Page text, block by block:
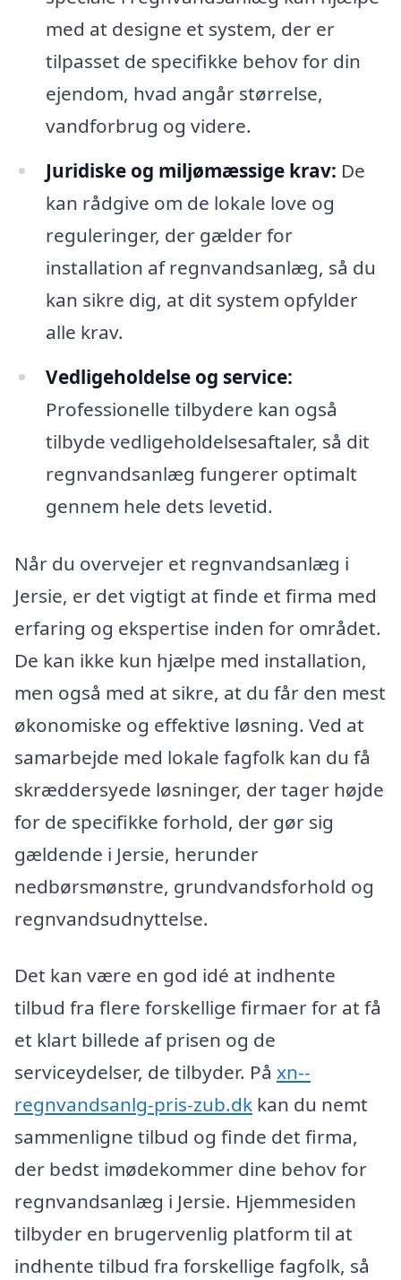
med at designe et system, der er
tilpasset de specifikke behov for din
ejendom, hvad angår størrelse,
vandforbrug og videre.
Juridiske og miljømæssige krav: De
kan rådgive om de lokale love og
reguleringer, der gælder for
installation af regnvandsanlæg, så du
kan sikre dig, at dit system opfylder
alle krav.
Vedligeholdelse og service:
Professionelle tilbydere kan også
tilbyde vedligeholdelsesaftaler, så dit
regnvandsanlæg fungerer optimalt
gennem hele dets levetid.
Når du overvejer et regnvandsanlæg i
Jersie, er det vigtigt at finde et firma med
erfaring og ekspertise inden for området.
De kan ikke kun hjælpe med installation,
men også med at sikre, at du får den mest
økonomiske og effektive løsning. Ved at
samarbejde med lokale fagfolk kan du få
skræddersyede løsninger, der tager højde
for de specifikke forhold, der gør sig
gældende i Jersie, herunder
nedbørsmønstre, grundvandsforhold og
regnvandsudnyttelse.
Det kan være en god idé at indhente
tilbud fra flere forskellige firmaer for at få
et klart billede af prisen og de
serviceydelser, de tilbyder. På xn--
regnvandsanlg-pris-zub.dk kan du nemt
sammenligne tilbud og finde det firma,
der bedst imødekommer dine behov for
regnvandsanlæg i Jersie. Hjemmesiden
tilbyder en brugervenlig platform til at
indhente tilbud fra forskellige fagfolk, så